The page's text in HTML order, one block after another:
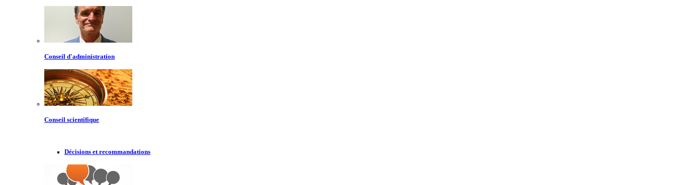
Conseil d'administration
Conseil scientifique
Décisions et recommandations